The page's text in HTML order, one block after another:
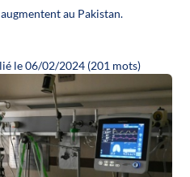
au Pakistan.
le 06/02/2024 (201 mots)